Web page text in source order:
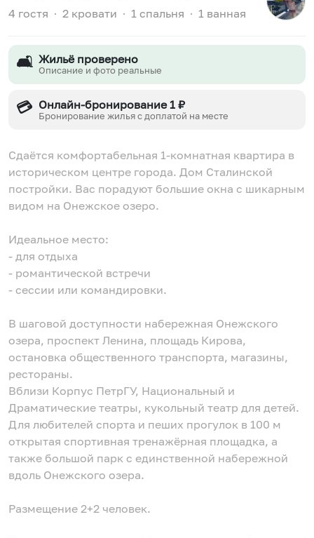
4 гостя ∙ 2 кровати ∙ 1 спальня ∙ 1 ванная
🛋️ Жильё проверено
Описание и фото реальные
💳 Онлайн-бронирование 1 ₽
Бронирование жилья с доплатой на месте
Сдаётся комфортабельная 1-комнатная квартира в
историческом центре города. Дом Сталинской
постройки. Вас порадуют большие окна с шикарным
видом на Онежское озеро.
Идеальное место:
- для отдыха
- романтической встречи
- сессии или командировки.
В шаговой доступности набережная Онежского
озера, проспект Ленина, площадь Кирова,
остановка общественного транспорта, магазины,
рестораны.
Вблизи Корпус ПетрГУ, Национальный и
Драматические театры, кукольный театр для детей.
Для любителей спорта и пеших прогулок в 100 м
открытая спортивная тренажёрная площадка, а
также большой парк с единственной набережной
вдоль Онежского озера.
Размещение 2+2 человек.